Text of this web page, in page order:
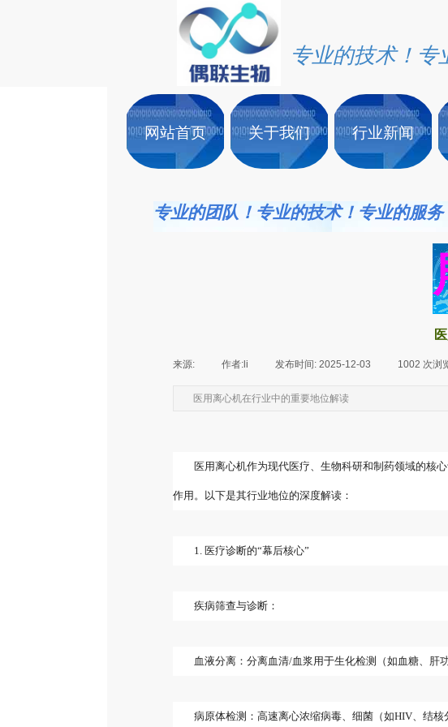
专业的技术！专
网站首页 关于我们 行业新闻
专业的团队！专业的技术！专业的服
来源: 作者: li 发布时间: 2025-12-03 1002 次浏
医用离心机在行业中的重要地位解读
医用离心机作为现代医疗、生物科研和制药领域的核
作用。以下是其行业地位的深度解读：
1. 医疗诊断的“幕后核心”
疾病筛查与诊断：
血液分离：分离血清/血浆用于生化检测（如血糖、肝
病原体检测：高速离心浓缩病毒、细菌（如HIV、结核